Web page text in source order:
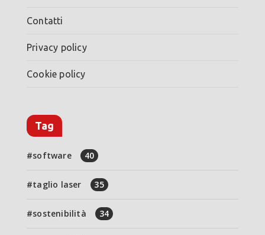
Contatti
Privacy policy
Cookie policy
Tag
software 40
taglio laser 35
sostenibilità 34